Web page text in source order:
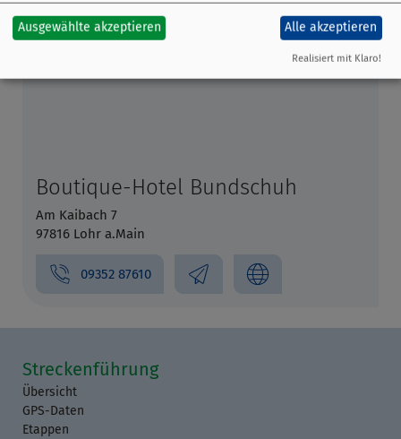
Boutique-Hotel Bundschuh
Am Kaibach 7
97816 Lohr a.Main
09352 87610
Streckenführung
Übersicht
GPS-Daten
Etappen
Ausgewählte akzeptieren Alle akzeptieren
Realisiert mit Klaro!